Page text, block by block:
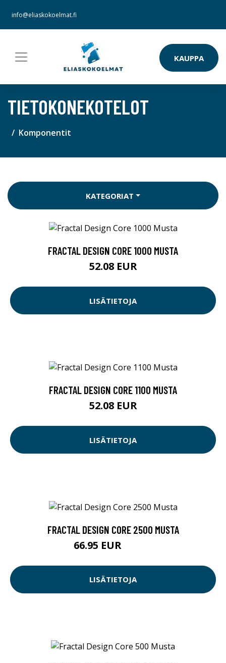
info@eliaskokoelmat.fi
KAUPPA
TIETOKONEKOTELOT
Komponentit
KATEGORIAT
FRACTAL DESIGN CORE 1000 MUSTA
52.08 EUR
LISÄTIETOJA
FRACTAL DESIGN CORE 1100 MUSTA
52.08 EUR
LISÄTIETOJA
FRACTAL DESIGN CORE 2500 MUSTA
66.95 EUR
LISÄTIETOJA